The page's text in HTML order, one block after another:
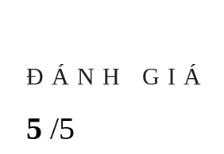
ĐÁNH GIÁ
5 /5